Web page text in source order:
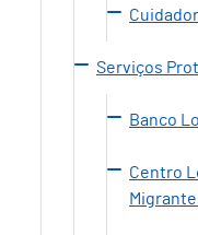
Cuidador
Serviços
Banco
Centro